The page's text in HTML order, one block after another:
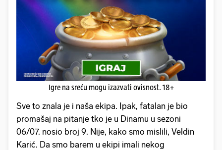
Igre na sreću mogu izazvati ovisnost. 18+
Sve to znala je i naša ekipa. Ipak, fatalan je bio
promašaj na pitanje tko je u Dinamu u sezoni
06/07. nosio broj 9. Nije, kako smo mislili, Veldin
Karić. Da smo barem u ekipi imali nekog